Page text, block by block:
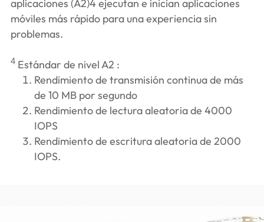
aplicaciones (A2)4 ejecutan e inician aplicaciones
móviles más rápido para una experiencia sin
problemas.
4Estándar de nivel A2 :
Rendimiento de transmisión continua de más
de 10 MB por segundo
Rendimiento de lectura aleatoria de 4000
IOPS
Rendimiento de escritura aleatoria de 2000
IOPS.